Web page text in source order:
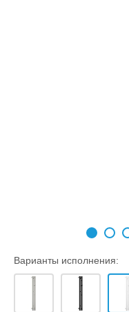
Варианты исполнения: